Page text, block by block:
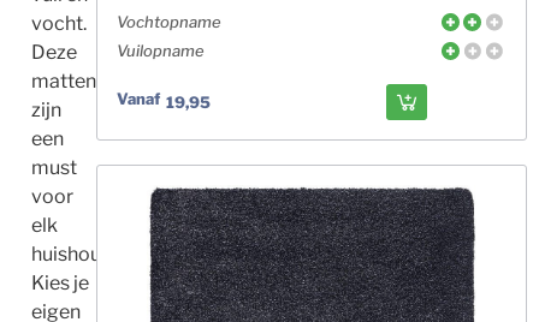
vocht.
Deze
matten
zijn
een
must
voor
elk
huishouden.
Kies je
eigen
Vochtopname
Vuilopname
Vanaf 19,95